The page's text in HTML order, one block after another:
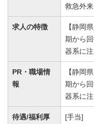
救急外
求人の特徴
【静岡
期から
器系に注
PR・職場情
報
【静岡
期から
器系に注
待遇/福利厚
[手当]